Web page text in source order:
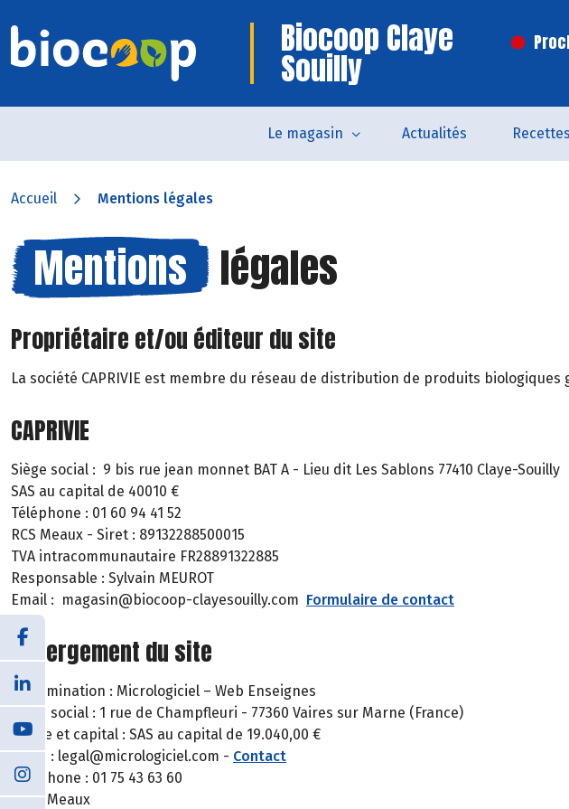
Biocoop Claye
Souilly
Le magasin Actualités Recettes
Accueil Mentions légales
Mentions légales
Propriétaire et/ou éditeur du site
La société CAPRIVIE est membre du réseau de distribution de produits
CAPRIVIE
Siège social : 9 bis rue jean monnet BAT A - Lieu dit Les Sablons 77410 Claye-Souilly
SAS au capital de 40010 €
Téléphone : 01 60 94 41 52
RCS Meaux - Siret : 89132288500015
TVA intracommunautaire FR28891322885
Responsable : Sylvain MEUROT
Email : magasin@biocoop-clayesouilly.com Formulaire de contact
Hébergement du site
Dénomination : Micrologiciel – Web Enseignes
Siège social : 1 rue de Champfleuri - 77360 Vaires sur Marne (France)
Forme et capital : SAS au capital de 19.040,00 €
Email : legal@micrologiciel.com - Contact
Téléphone : 01 75 43 63 60
RCS : Meaux